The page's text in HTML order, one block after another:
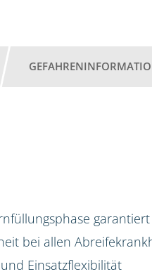
bei allen
Einsatzflexibilität